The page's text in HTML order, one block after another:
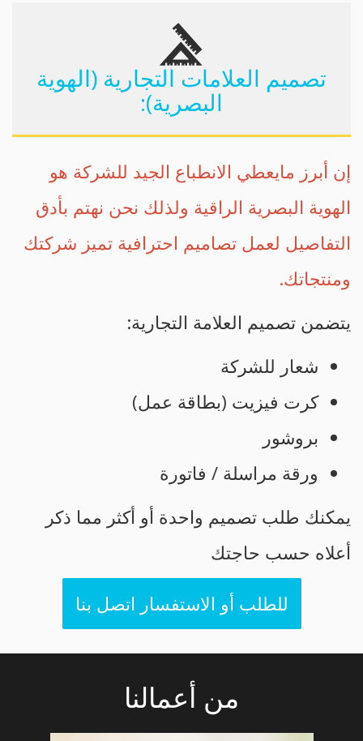
تصميم العلامات التجارية (الهوية
البصرية):
إن أبرز مايعطي الانطباع الجيد للشركة هو
الهوية البصرية الراقية ولذلك نحن نهتم بأدق
التفاصيل لعمل تصاميم احترافية تميز شركتك
ومنتجاتك.
يتضمن تصميم العلامة التجارية:
شعار للشركة
كرت فيزيت (بطاقة عمل)
بروشور
ورقة مراسلة / فاتورة
يمكنك طلب تصميم واحدة أو أكثر مما ذكر
أعلاه حسب حاجتك
للطلب أو الاستفسار اتصل بنا
من أعمالنا